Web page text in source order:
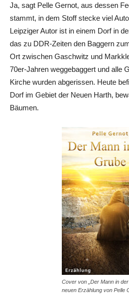
Ja, sagt Pelle Gernot, aus dessen
stammt, in dem Stoff stecke viel
Leipziger Autor ist in einem Dorf in
das zu DDR-Zeiten den Baggern
Ort zwischen Gaschwitz und
70er-Jahren weggebaggert und alle
Kirche wurden abgerissen. Heute
Dorf im Gebiet der Neuen Harth,
Bäumen.
Cover von „Der Mann in
neuen Erzählung von Pelle